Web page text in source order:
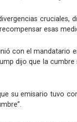
cruciales,
esas
con el mandatario
dijo que la
su emisario tuvo